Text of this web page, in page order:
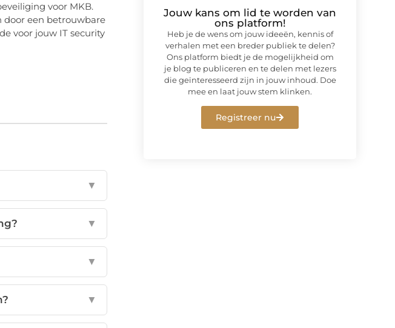
voor MKB.
door een betrouwbare
voor jouw IT security
▼
▼
▼
▼
Jouw kans om lid te worden van
ons platform!
Heb je de wens om jouw ideeën, kennis of
verhalen met een breder publiek te delen?
Ons platform biedt je de mogelijkheid om
je blog te publiceren en te delen met lezers
die geïnteresseerd zijn in jouw inhoud. Doe
mee en laat jouw stem klinken.
Registreer nu